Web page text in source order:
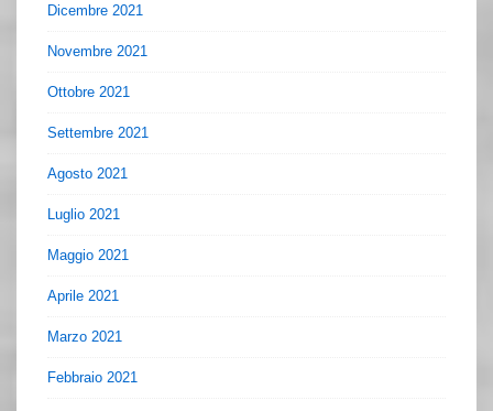
Dicembre 2021
Novembre 2021
Ottobre 2021
Settembre 2021
Agosto 2021
Luglio 2021
Maggio 2021
Aprile 2021
Marzo 2021
Febbraio 2021